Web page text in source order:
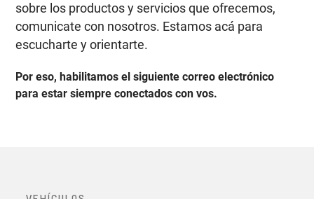
sobre los productos y servicios que ofrecemos,
comunicate con nosotros. Estamos acá para
escucharte y orientarte.
Por eso, habilitamos el siguiente correo electrónico
para estar siempre conectados con vos.